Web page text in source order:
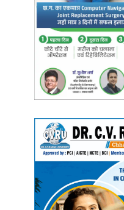
जल, नारी और पेड़ तीनों ही देश के
नरेंद्र मोदी के आह्वान पर हमें हर
मां के नाम’ लगाना है साथ ही उन्होंने
12 जुलाई 2024 से को प्रदेश के
’
इसी कड़ी में जल शक्ति से नारी
जागरूकता कार्यक्रम का भी